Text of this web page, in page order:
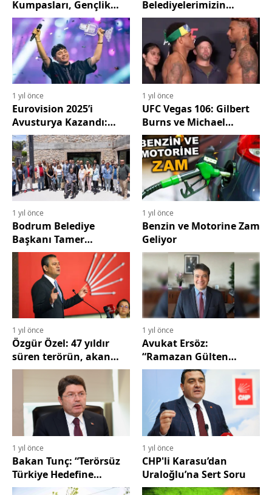
Kumpasları, Gençlik
Direnişi ve 19 Mayıs
Mitingi Gündemde
Belediyelerimizin
önceliği rant değil,
çocuklarımız
1 yıl önce
Eurovision 2025’i
Avusturya Kazandı:
JJ’nin “Wasted Love”
Performansı Zirvede
1 yıl önce
UFC Vegas 106: Gilbert
Burns ve Michael
Morales Arasındaki
Beklenen Mücadele Bu
Gece Las Vegas'ta
1 yıl önce
Bodrum Belediye
Başkanı Tamer
Mandalinci Basın
Mensupları ile Bir Araya
Geldi
1 yıl önce
Benzin ve Motorine Zam
Geliyor
1 yıl önce
Özgür Özel: 47 yıldır
süren terörün, akan
kanın sonsuza kadar
durması ortak
temennimiz ve
irademizdir
1 yıl önce
Avukat Ersöz:
“Ramazan Gülten
Hakkında Somut Delil
Yok, Tutukluluğa İtiraz
1 yıl önce
Bakan Tunç: “Terörsüz
Türkiye Hedefine
Kararlılıkla Yürüyoruz”
1 yıl önce
CHP'li Karasu’dan
Uraloğlu’na Sert Soru